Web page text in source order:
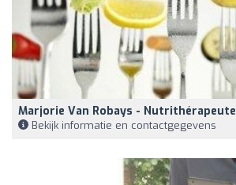
Marjorie Van Robays - Nutrithérapeute
Bekijk informatie en contactgegevens